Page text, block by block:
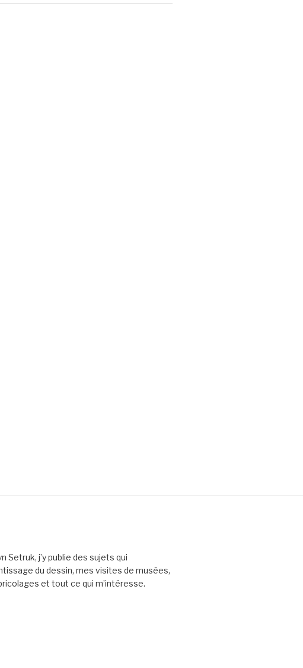
Setruk, j’y publie des sujets qui
du dessin, mes visites de musées,
et tout ce qui m’intéresse.